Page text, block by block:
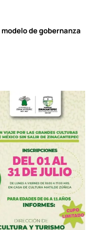
de gobernanza